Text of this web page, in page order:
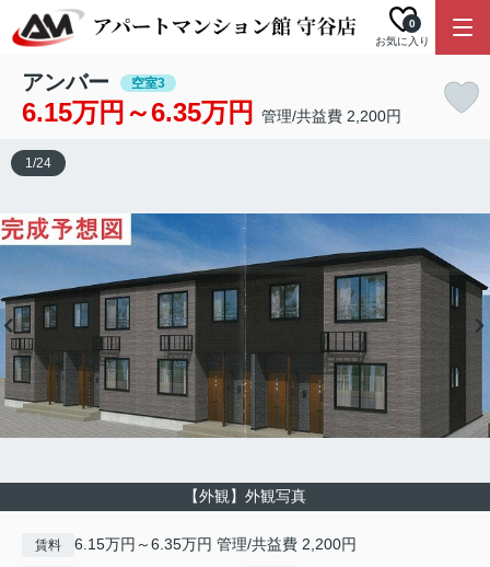
お気に入り
0
アンバー 空室3
6.15万円～6.35万円 管理/共益費 2,200円
【外観】外観写真
1/24
賃料 6.15万円～6.35万円 管理/共益費 2,200円